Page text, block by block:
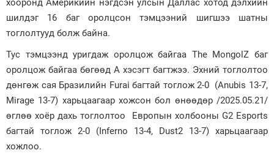
хооронд Америкийн нэгдсэн улсын Даллас хотод дэлхийн
шилдэг 16 баг оролцсон тэмцээний шигшээ шатны
тоглолтууд болж байна.
Тус тэмцээнд уригдаж оролцож байгаа The MongolZ баг
оролцож байгаа бөгөөд А хэсэгт багтжээ. Эхний тоглолтоо
дөнгөж сая Бразилийн Furai багтай тоглож 2-0 (Anubis 13-7,
Mirage 13-7) харьцаагаар хожсон бол өнөөдөр /2025.05.21/
өглөө хоёр дахь тоглолтоо Европын холбооны G2 Esports
багтай тоглож 2-0 (Inferno 13-4, Dust2 13-7) харьцаагаар
хожлоо.